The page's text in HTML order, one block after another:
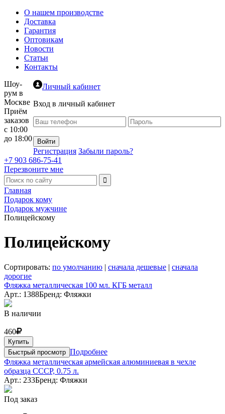
О нашем производстве
Доставка
Гарантия
Оптовикам
Новости
Статьи
Контакты
Личный кабинет
Вход в личный кабинет
Регистрация Забыли пароль?
Шоу-
рум в
Москве
Приём
заказов
с 10:00
до 18:00
+7 903 686-75-41
Перезвоните мне
Главная
Подарок кому
Подарок мужчине
Полицейскому
Полицейскому
Сортировать: по умолчанию | сначала дешевые | сначала
дорогие
Фляжка металлическая 100 мл. КГБ металл
Арт.: 1388Бренд: Фляжки
В наличии
460
Купить
Быстрый просмотр Подробнее
Фляжка металлическая армейская алюминиевая в чехле
образца СССР, 0.75 л.
Арт.: 233Бренд: Фляжки
Под заказ